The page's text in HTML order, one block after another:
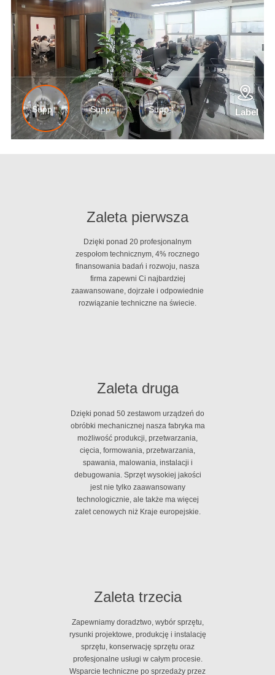
Zaleta pierwsza
Dzięki ponad 20 profesjonalnym
zespołom technicznym, 4% rocznego
finansowania badań i rozwoju, nasza
firma zapewni Ci najbardziej
zaawansowane, dojrzałe i odpowiednie
rozwiązanie techniczne na świecie.
Zaleta druga
Dzięki ponad 50 zestawom urządzeń do
obróbki mechanicznej nasza fabryka ma
możliwość produkcji, przetwarzania,
cięcia, formowania, przetwarzania,
spawania, malowania, instalacji i
debugowania. Sprzęt wysokiej jakości
jest nie tylko zaawansowany
technologicznie, ale także ma więcej
zalet cenowych niż Kraje europejskie.
Zaleta trzecia
Zapewniamy doradztwo, wybór sprzętu,
rysunki projektowe, produkcję i instalację
sprzętu, konserwację sprzętu oraz
profesjonalne usługi w całym procesie.
Wsparcie techniczne po sprzedaży przez